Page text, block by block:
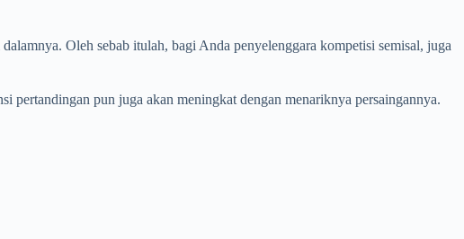
Oleh sebab itulah, bagi Anda penyelenggara kompetisi semisal, juga
pertandingan pun juga akan meningkat dengan menariknya persaingannya.